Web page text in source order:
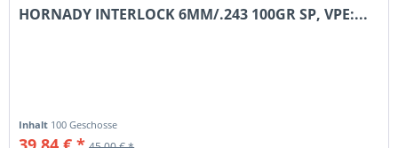
HORNADY INTERLOCK 6MM/.243 100GR SP, VPE:...
Inhalt 100 Geschosse